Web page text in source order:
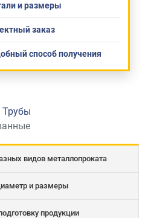
и размеры
заказ
способ получения
Трубы
видов металлопроката
и размеры
продукции